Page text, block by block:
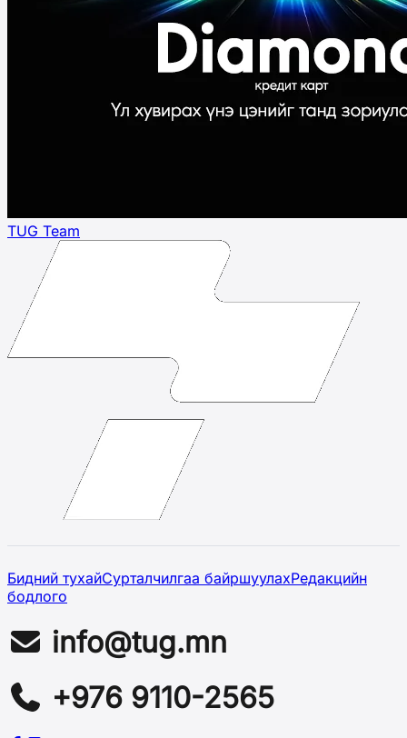
TUG Team
Бидний тухайСурталчилгаа байршуулахРедакцийн
бодлого
info@tug.mn
+976 9110-2565